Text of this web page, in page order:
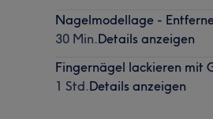
Nagelmodellage -
30 Min.Details anzeigen
Fingernägel lackieren mit
1 Std.Details anzeigen